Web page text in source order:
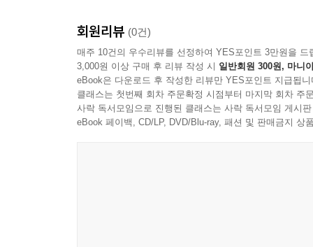
회원리뷰 (0건)
매주 10건의 우수리뷰를 선정하여 YES포인트 3만원을 드
3,000원 이상 구매 후 리뷰 작성 시 일반회원 300원, 마니
eBook은 다운로드 후 작성한 리뷰만 YES포인트 지급됩니
클래스는 첫번째 회차 주문확정 시점부터 마지막 회차 주
사락 독서모임으로 진행된 클래스는 사락 독서모임 게시
eBook 페이백, CD/LP, DVD/Blu-ray, 패션 및 판매금지 상